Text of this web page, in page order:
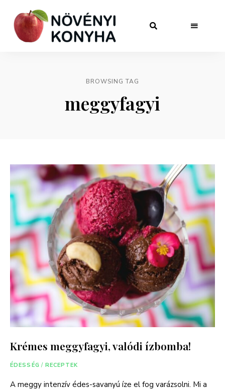
BROWSING TAG
meggyfagyi
Krémes meggyfagyi, valódi ízbomba!
ÉDESSÉG / RECEPTEK
A meggy intenzív édes-savanyú íze el fog varázsolni. Mi a